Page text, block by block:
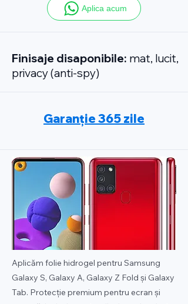
Aplica acum
Finisaje disaponibile: mat, lucit,
privacy (anti-spy)
Garanție 365 zile
Aplicăm folie hidrogel pentru Samsung
Galaxy S, Galaxy A, Galaxy Z Fold și Galaxy
Tab. Protecție premium pentru ecran și